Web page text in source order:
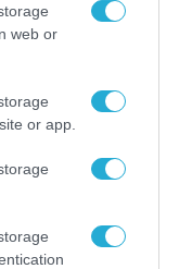
web or
or app.
Σωματείου
του OPEN